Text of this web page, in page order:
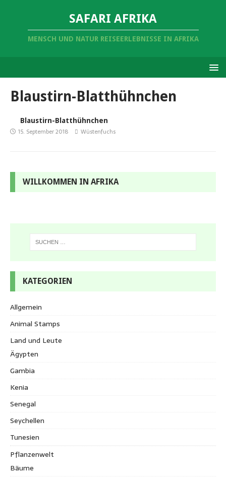
SAFARI AFRIKA
MENSCH UND NATUR REISEERLEBNISSE IN AFRIKA
Blaustirn-Blatthühnchen
Blaustirn-Blatthühnchen
15. September 2018 Wüstenfuchs
WILLKOMMEN IN AFRIKA
KATEGORIEN
Allgemein
Animal Stamps
Land und Leute
Ägypten
Gambia
Kenia
Senegal
Seychellen
Tunesien
Pflanzenwelt
Bäume